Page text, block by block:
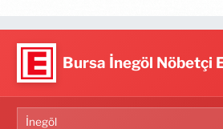
Bursa İnegöl Nöbetçi